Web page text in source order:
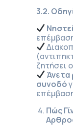
3.2.
ζητήσει
Άνετα
συνοδό
Πώς